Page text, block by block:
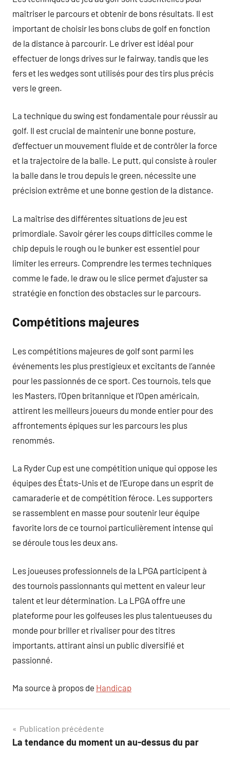
maîtriser le parcours et obtenir de bons résultats. Il est
important de choisir les bons clubs de golf en fonction
de la distance à parcourir. Le driver est idéal pour
effectuer de longs drives sur le fairway, tandis que les
fers et les wedges sont utilisés pour des tirs plus précis
vers le green.
La technique du swing est fondamentale pour réussir au
golf. Il est crucial de maintenir une bonne posture,
d’effectuer un mouvement fluide et de contrôler la force
et la trajectoire de la balle. Le putt, qui consiste à rouler
la balle dans le trou depuis le green, nécessite une
précision extrême et une bonne gestion de la distance.
La maîtrise des différentes situations de jeu est
primordiale. Savoir gérer les coups difficiles comme le
chip depuis le rough ou le bunker est essentiel pour
limiter les erreurs. Comprendre les termes techniques
comme le fade, le draw ou le slice permet d’ajuster sa
stratégie en fonction des obstacles sur le parcours.
Compétitions majeures
Les compétitions majeures de golf sont parmi les
événements les plus prestigieux et excitants de l’année
pour les passionnés de ce sport. Ces tournois, tels que
les Masters, l’Open britannique et l’Open américain,
attirent les meilleurs joueurs du monde entier pour des
affrontements épiques sur les parcours les plus
renommés.
La Ryder Cup est une compétition unique qui oppose les
équipes des États-Unis et de l’Europe dans un esprit de
camaraderie et de compétition féroce. Les supporters
se rassemblent en masse pour soutenir leur équipe
favorite lors de ce tournoi particulièrement intense qui
se déroule tous les deux ans.
Les joueuses professionnels de la LPGA participent à
des tournois passionnants qui mettent en valeur leur
talent et leur détermination. La LPGA offre une
plateforme pour les golfeuses les plus talentueuses du
monde pour briller et rivaliser pour des titres
importants, attirant ainsi un public diversifié et
passionné.
Ma source à propos de Handicap
Navigation
de
Publication précédente
La tendance du moment un au-dessus du par